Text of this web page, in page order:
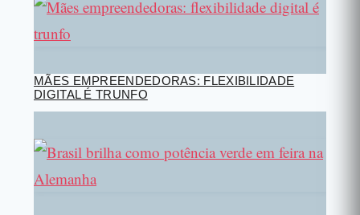
MÃES EMPREENDEDORAS: FLEXIBILIDADE
DIGITAL É TRUNFO